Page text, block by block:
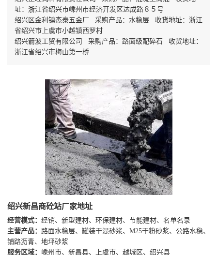
址：浙江省绍兴市嵊州市经济开发区达成路８５号
绍兴区金利镇杰泰五金厂 采购产品：水稳层 收货地址：浙江
省绍兴市上虞市小越镇西罗村
绍兴箭波工贸有限公司 采购产品：路面级配碎石 收货地址：
浙江省绍兴市梅山第一桥
绍兴新昌商砼站厂家地址
经营模式： 经销、新型建材、环保建材、节能建材、名单名录
主营产品： 路面水稳层、罐装干混砂浆、M25干粉砂浆、公路水稳、
铺路沥青、地坪砂浆
服务区域： 嵊州市、新昌县、上虞市、越城区、绍兴县